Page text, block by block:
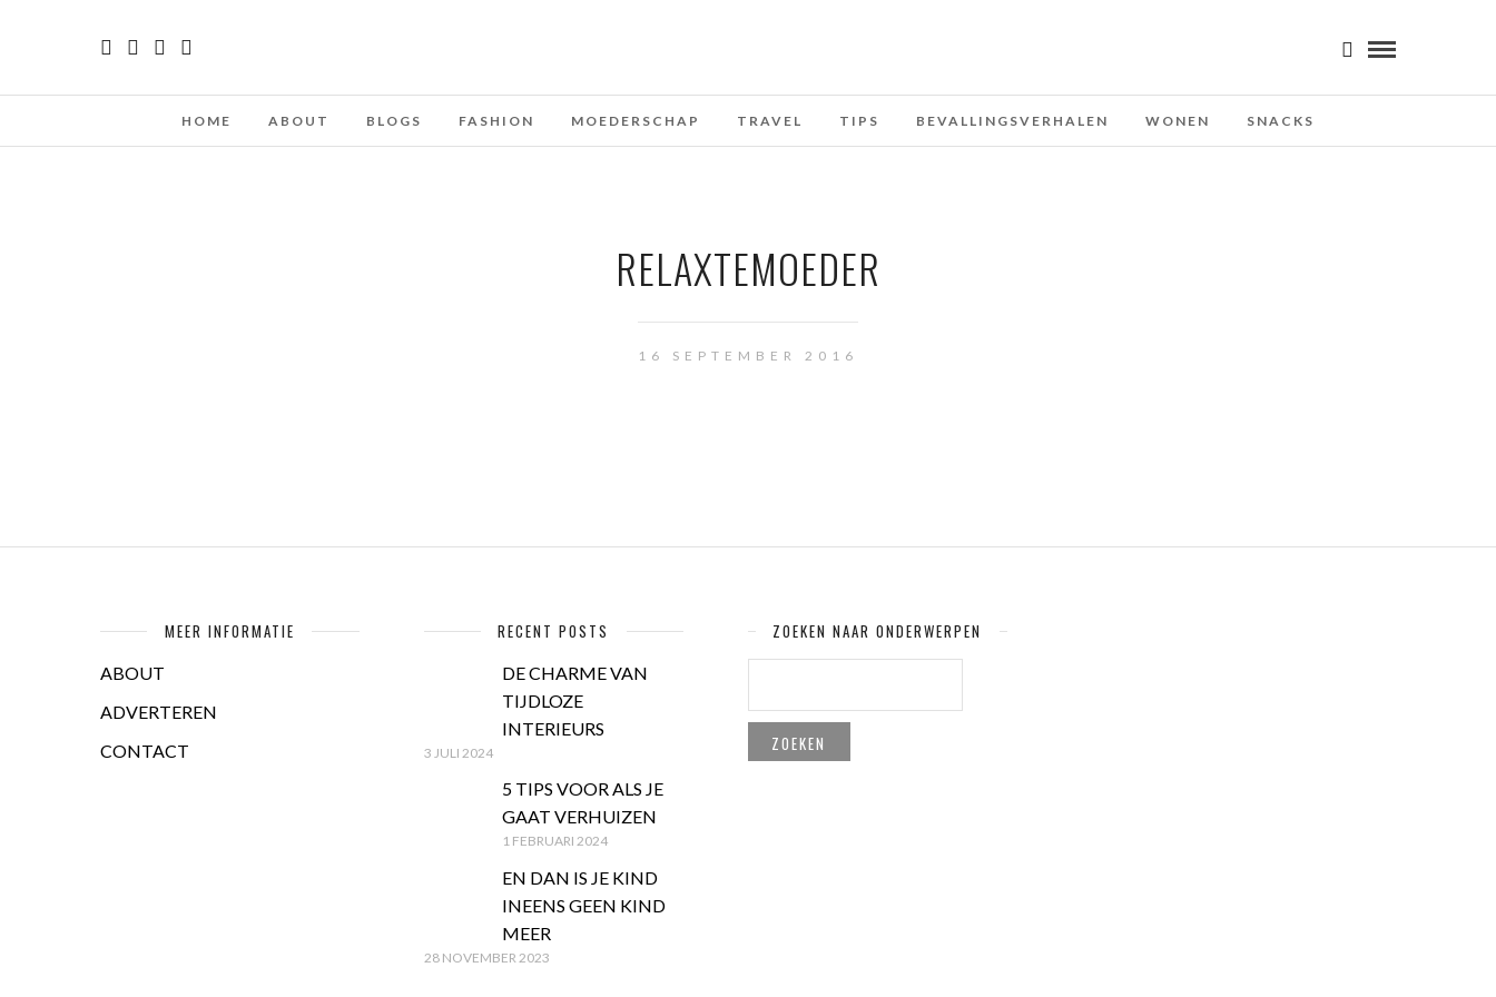
HOME ABOUT BLOGS FASHION MOEDERSCHAP TRAVEL TIPS BEVALLINGSVERHALEN WONEN SNACKS
RELAXTEMOEDER
16 SEPTEMBER 2016
MEER INFORMATIE
ABOUT
ADVERTEREN
CONTACT
RECENT POSTS
DE CHARME VAN
TIJDLOZE
INTERIEURS
3 JULI 2024
5 TIPS VOOR ALS JE
GAAT VERHUIZEN
1 FEBRUARI 2024
EN DAN IS JE KIND
INEENS GEEN KIND
MEER
28 NOVEMBER 2023
ZOEKEN NAAR ONDERWERPEN